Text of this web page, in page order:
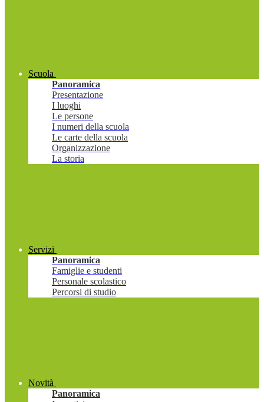
Scuola
Panoramica
Presentazione
I luoghi
Le persone
I numeri della scuola
Le carte della scuola
Organizzazione
La storia
Servizi
Panoramica
Famiglie e studenti
Personale scolastico
Percorsi di studio
Novità
Panoramica